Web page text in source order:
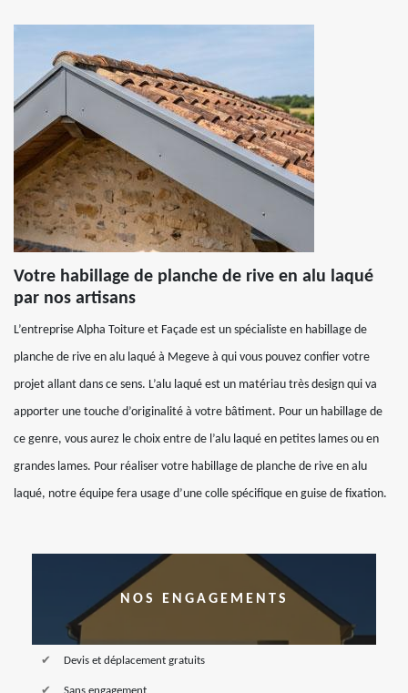
Votre habillage de planche de rive en alu laqué
par nos artisans
L’entreprise Alpha Toiture et Façade est un spécialiste en habillage de
planche de rive en alu laqué à Megeve à qui vous pouvez confier votre
projet allant dans ce sens. L’alu laqué est un matériau très design qui va
apporter une touche d’originalité à votre bâtiment. Pour un habillage de
ce genre, vous aurez le choix entre de l’alu laqué en petites lames ou en
grandes lames. Pour réaliser votre habillage de planche de rive en alu
laqué, notre équipe fera usage d’une colle spécifique en guise de fixation.
NOS ENGAGEMENTS
Devis et déplacement gratuits